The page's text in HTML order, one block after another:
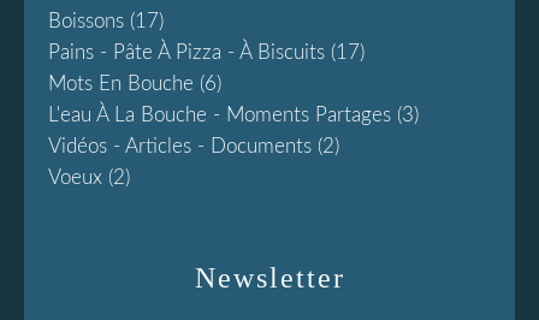
Newsletter
Boissons (17)
Pains - Pâte À Pizza - À Biscuits (17)
Mots En Bouche (6)
L'eau À La Bouche - Moments Partages (3)
Vidéos - Articles - Documents (2)
Voeux (2)